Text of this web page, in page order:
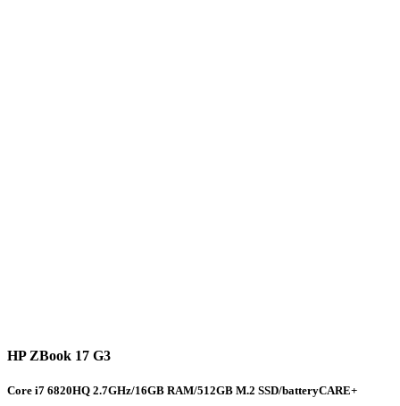
HP ZBook 17 G3
Core i7 6820HQ 2.7GHz/16GB RAM/512GB M.2 SSD/batteryCARE+